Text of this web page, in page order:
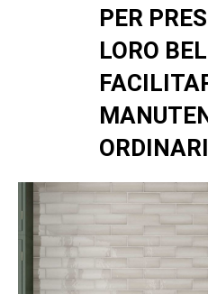
PER
LORO